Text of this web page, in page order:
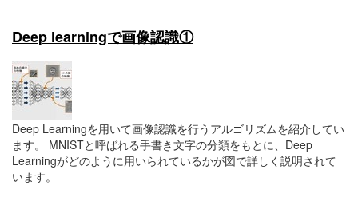
Deep learningで画像認識①
Deep Learningを用いて画像認識を行うアルゴリズムを紹介してい
ます。 MNISTと呼ばれる手書き文字の分類をもとに、Deep
Learningがどのように用いられているかが図で詳しく説明されて
います。